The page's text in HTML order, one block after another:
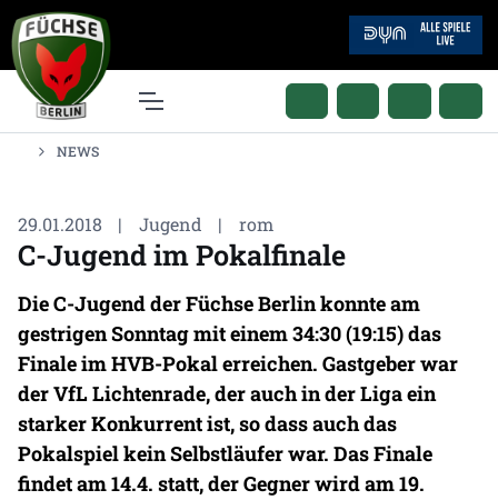
NEWS
29.01.2018 | Jugend | rom
C-Jugend im Pokalfinale
Die C-Jugend der Füchse Berlin konnte am
gestrigen Sonntag mit einem 34:30 (19:15) das
Finale im HVB-Pokal erreichen. Gastgeber war
der VfL Lichtenrade, der auch in der Liga ein
starker Konkurrent ist, so dass auch das
Pokalspiel kein Selbstläufer war. Das Finale
findet am 14.4. statt, der Gegner wird am 19.